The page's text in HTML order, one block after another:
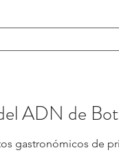
ADN de
gastronómicos de